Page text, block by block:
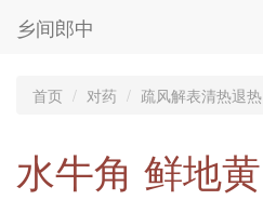
乡间郎中
首页 对药 疏风解表清热退热
水牛角 鲜地黄